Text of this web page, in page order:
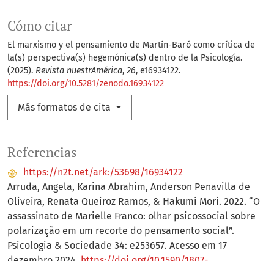
Cómo citar
El marxismo y el pensamiento de Martín-Baró como crítica de
la(s) perspectiva(s) hegemónica(s) dentro de la Psicología.
(2025). Revista nuestrAmérica, 26, e16934122.
https://doi.org/10.5281/zenodo.16934122
Más formatos de cita
Referencias
https://n2t.net/ark:/53698/16934122
Arruda, Angela, Karina Abrahim, Anderson Penavilla de
Oliveira, Renata Queiroz Ramos, & Hakumi Mori. 2022. “O
assassinato de Marielle Franco: olhar psicossocial sobre
polarização em um recorte do pensamento social”.
Psicologia & Sociedade 34: e253657. Acesso em 17